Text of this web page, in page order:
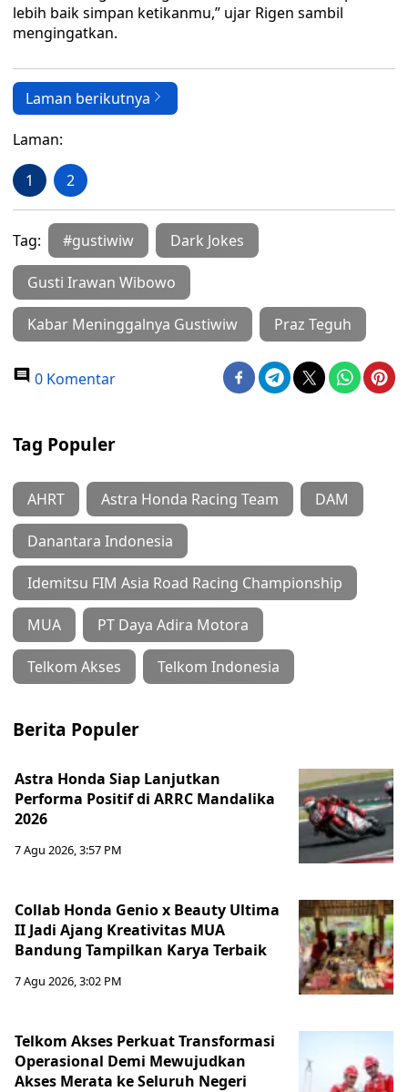
lebih baik simpan ketikanmu,” ujar Rigen sambil
mengingatkan.
Laman berikutnya
Laman:
1 2
Tag: #gustiwiw Dark Jokes
Gusti Irawan Wibowo
Kabar Meninggalnya Gustiwiw Praz Teguh
0 Komentar
Tag Populer
AHRT Astra Honda Racing Team DAM
Danantara Indonesia
Idemitsu FIM Asia Road Racing Championship
MUA PT Daya Adira Motora
Telkom Akses Telkom Indonesia
Berita Populer
Astra Honda Siap Lanjutkan
Performa Positif di ARRC Mandalika
2026
7 Agu 2026, 3:57 PM
Collab Honda Genio x Beauty Ultima
II Jadi Ajang Kreativitas MUA
Bandung Tampilkan Karya Terbaik
7 Agu 2026, 3:02 PM
Telkom Akses Perkuat Transformasi
Operasional Demi Mewujudkan
Akses Merata ke Seluruh Negeri